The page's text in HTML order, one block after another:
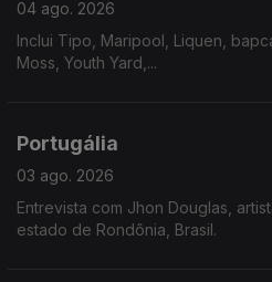
04 ago. 2026
Inclui Tipo, Maripool, Liquen,
Moss, Youth Yard,...
Portugália
03 ago. 2026
Entrevista com Jhon Douglas,
estado de Rondônia, Brasil.